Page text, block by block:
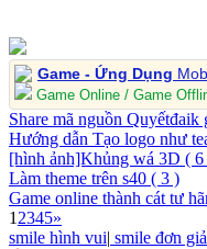
Game - Ứng Dụng
Game Online / Game
Share mã nguồn Quyếtđaik
Hướng dẫn Tạo logo như
[hình ảnh]Khủng wá 3D ( 6
Làm theme trên s40 ( 3 )
Game online thành cát tư
1 2345»
smile hình vui| smile đơn